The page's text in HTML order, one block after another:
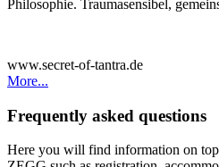
Philosophie. Traumasensibel,
www.secret-of-tantra.de
More...
Frequently asked questions
Here you will find information on